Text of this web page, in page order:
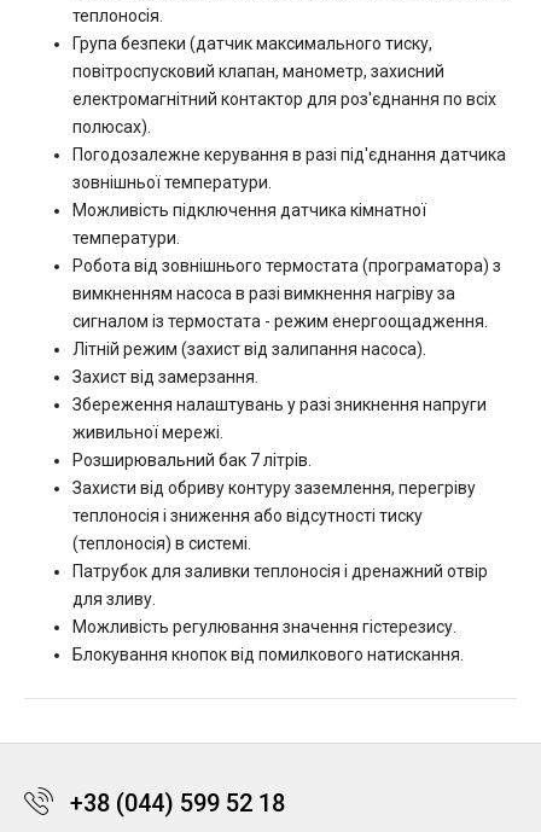
теплоносія.
Група безпеки (датчик максимального тиску,
повітроспусковий клапан, манометр, захисний
електромагнітний контактор для роз'єднання по всіх
полюсах).
Погодозалежне керування в разі під'єднання датчика
зовнішньої температури.
Можливість підключення датчика кімнатної
температури.
Робота від зовнішнього термостата (програматора) з
вимкненням насоса в разі вимкнення нагріву за
сигналом із термостата - режим енергоощадження.
Літній режим (захист від залипання насоса).
Захист від замерзання.
Збереження налаштувань у разі зникнення напруги
живильної мережі.
Розширювальний бак 7 літрів.
Захисти від обриву контуру заземлення, перегріву
теплоносія і зниження або відсутності тиску
(теплоносія) в системі.
Патрубок для заливки теплоносія і дренажний отвір
для зливу.
Можливість регулювання значення гістерезису.
Блокування кнопок від помилкового натискання.
+38 (044) 599 52 18